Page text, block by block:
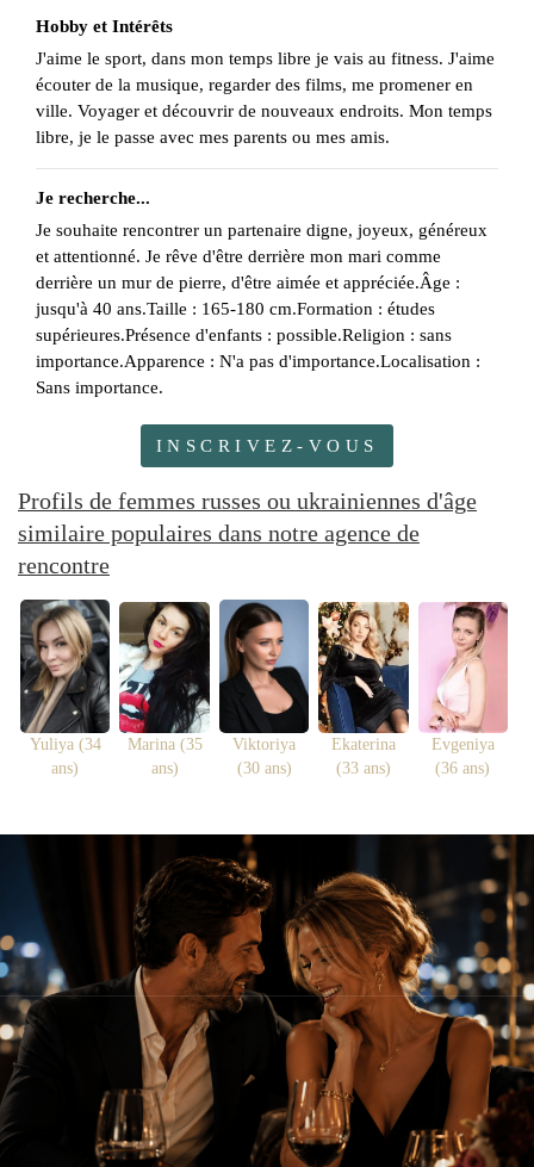
Hobby et Intérêts
J'aime le sport, dans mon temps libre je vais au fitness. J'aime
écouter de la musique, regarder des films, me promener en
ville. Voyager et découvrir de nouveaux endroits. Mon temps
libre, je le passe avec mes parents ou mes amis.
Je recherche...
Je souhaite rencontrer un partenaire digne, joyeux, généreux
et attentionné. Je rêve d'être derrière mon mari comme
derrière un mur de pierre, d'être aimée et appréciée.Âge :
jusqu'à 40 ans.Taille : 165-180 cm.Formation : études
supérieures.Présence d'enfants : possible.Religion : sans
importance.Apparence : N'a pas d'importance.Localisation :
Sans importance.
INSCRIVEZ-VOUS
Profils de femmes russes ou ukrainiennes d'âge
similaire populaires dans notre agence de
rencontre
Yuliya (34
ans)
Marina (35
ans)
Viktoriya
(30 ans)
Ekaterina
(33 ans)
Evgeniya
(36 ans)